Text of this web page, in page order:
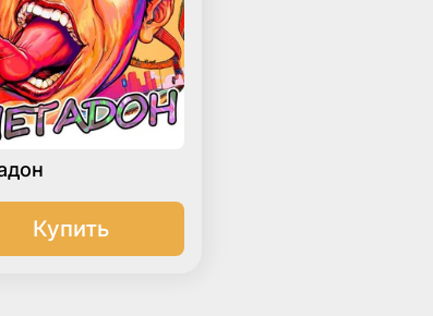
Купить